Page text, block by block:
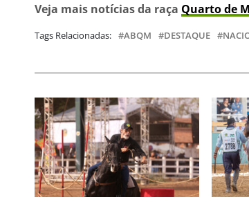
Veja mais notícias da raça Quarto de
Tags Relacionadas: ABQM DESTAQUE